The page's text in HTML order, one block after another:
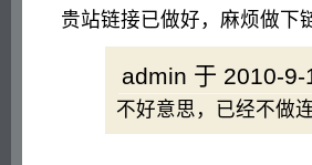
贵站链接已做好，麻烦做下
admin 于 2010-
不好意思，已经不做